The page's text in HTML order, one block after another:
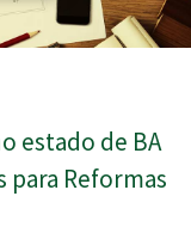
estado de BA
para Reformas